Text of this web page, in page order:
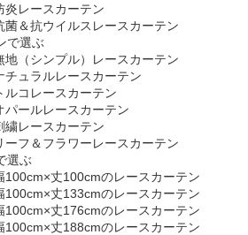
炎レースカーテン
菌＆抗ウイルスレースカーテン
で選ぶ
地（シンプル）レースカーテン
チュラルレースカーテン
ルコレースカーテン
パールレースカーテン
繍レースカーテン
ーフ＆フラワーレースカーテン
選ぶ
100cm×丈100cmのレースカーテン
100cm×丈133cmのレースカーテン
100cm×丈176cmのレースカーテン
100cm×丈188cmのレースカーテン